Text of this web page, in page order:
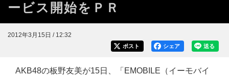
ービス開始をＰＲ
2012年3月15日 / 12:32
送る
シェア
ポスト
AKB48の板野友美が15日、「EMOBILE（イーモバイ